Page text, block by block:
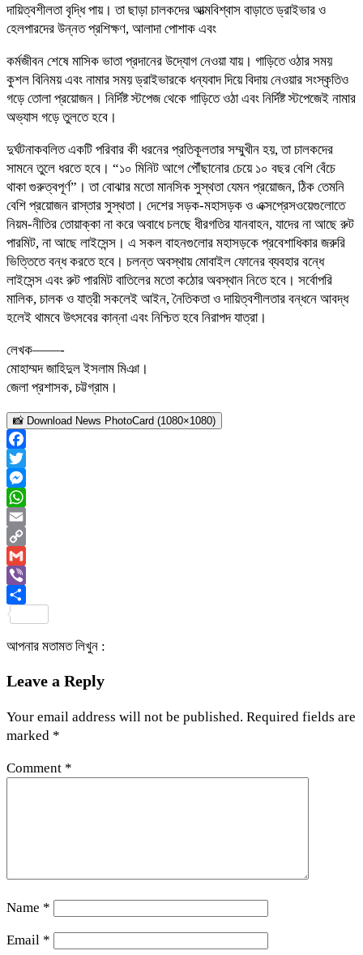
দায়িত্বশীলতা বৃদ্ধি পায়। তা ছাড়া চালকদের আত্মবিশ্বাস বাড়াতে ড্রাইভার ও
হেলপারদের উন্নত প্রশিক্ষণ, আলাদা পোশাক এবং
কর্মজীবন শেষে মাসিক ভাতা প্রদানের উদ্যোগ নেওয়া যায়। গাড়িতে ওঠার সময়
কুশল বিনিময় এবং নামার সময় ড্রাইভারকে ধন্যবাদ দিয়ে বিদায় নেওয়ার সংস্কৃতিও
গড়ে তোলা প্রয়োজন। নির্দিষ্ট স্টপেজ থেকে গাড়িতে ওঠা এবং নির্দিষ্ট স্টপেজেই নামার
অভ্যাস গড়ে তুলতে হবে।
দুর্ঘটনাকবলিত একটি পরিবার কী ধরনের প্রতিকূলতার সম্মুখীন হয়, তা চালকদের
সামনে তুলে ধরতে হবে। “১০ মিনিট আগে পৌঁছানোর চেয়ে ১০ বছর বেশি বেঁচে
থাকা গুরুত্বপূর্ণ”। তা বোঝার মতো মানসিক সুস্থতা যেমন প্রয়োজন, ঠিক তেমনি
বেশি প্রয়োজন রাস্তার সুস্থতা। দেশের সড়ক-মহাসড়ক ও এক্সপ্রেসওয়েগুলোতে
নিয়ম-নীতির তোয়াক্কা না করে অবাধে চলছে ধীরগতির যানবাহন, যাদের না আছে রুট
পারমিট, না আছে লাইসেন্স। এ সকল বাহনগুলোর মহাসড়কে প্রবেশাধিকার জরুরি
ভিত্তিতে বন্ধ করতে হবে। চলন্ত অবস্থায় মোবাইল ফোনের ব্যবহার বন্ধে
লাইসেন্স এবং রুট পারমিট বাতিলের মতো কঠোর অবস্থান নিতে হবে। সর্বোপরি
মালিক, চালক ও যাত্রী সকলেই আইন, নৈতিকতা ও দায়িত্বশীলতার বন্ধনে আবদ্ধ
হলেই থামবে উৎসবের কান্না এবং নিশ্চিত হবে নিরাপদ যাত্রা।
লেখক——-
মোহাম্মদ জাহিদুল ইসলাম মিঞা।
জেলা প্রশাসক, চট্টগ্রাম।
📸 Download News PhotoCard (1080×1080)
Facebook
Twitter
Messenger
WhatsApp
Email
Copy
Link
Gmail
Viber
আপনার মতামত লিখুন :
Leave a Reply
Your email address will not be published. Required fields are
marked *
Comment *
Name *
Email *